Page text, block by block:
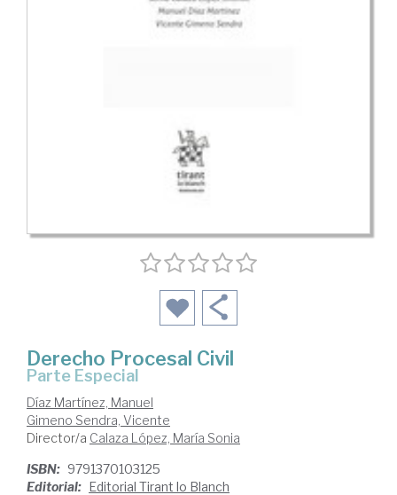
Derecho Procesal Civil
Parte Especial
Díaz Martínez, Manuel
Gimeno Sendra, Vicente
Director/a Calaza López, María Sonia
ISBN: 9791370103125
Editorial: Editorial Tirant lo Blanch